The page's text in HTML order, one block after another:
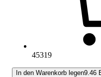
45319
In den Warenkorb legen9.46